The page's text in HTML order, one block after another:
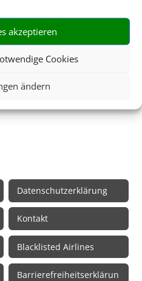
akzeptieren
Cookies
ändern
für Ihr Ferienziel.
Datenschutzerklärung
Kontakt
Blacklisted Airlines
Barrierefreiheitserklärun